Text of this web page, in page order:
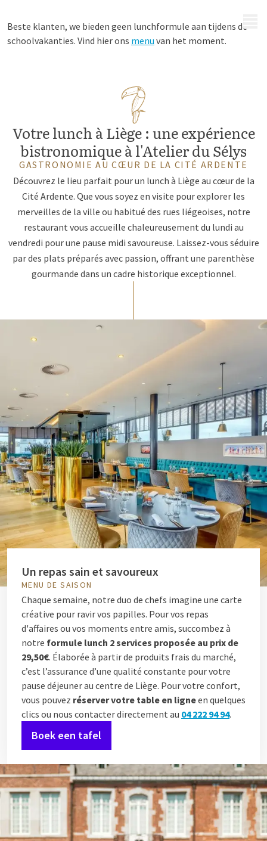
Beste klanten, we bieden geen lunchformule aan tijdens de
schoolvakanties. Vind hier ons menu van het moment.
Votre lunch à Liège : une expérience
bistronomique à l'Atelier du Sélys
GASTRONOMIE AU CŒUR DE LA CITÉ ARDENTE
Découvrez le lieu parfait pour un lunch à Liège au cœur de la
Cité Ardente. Que vous soyez en visite pour explorer les
merveilles de la ville ou habitué des rues liégeoises, notre
restaurant vous accueille chaleureusement du lundi au
vendredi pour une pause midi savoureuse. Laissez-vous séduire
par des plats préparés avec passion, offrant une parenthèse
gourmande dans un cadre historique exceptionnel.
Un repas sain et savoureux
MENU DE SAISON
Chaque semaine, notre duo de chefs imagine une carte
créative pour ravir vos papilles. Pour vos repas
d'affaires ou vos moments entre amis, succombez à
notre formule lunch 2 services proposée au prix de
29,50€. Élaborée à partir de produits frais du marché,
c’est l’assurance d’une qualité constante pour votre
pause déjeuner au centre de Liège. Pour votre confort,
vous pouvez réserver votre table en ligneen quelques
clics ou nous contacter directement au 04 222 94 94.
Boek een tafel